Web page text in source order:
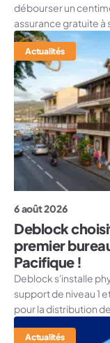
débourser un
assurance gratuite à
Actualités
6 août 2026
Deblock
premier
Pacifique !
Deblock s'installe
support de niveau 1
pour la distribution
Actualités